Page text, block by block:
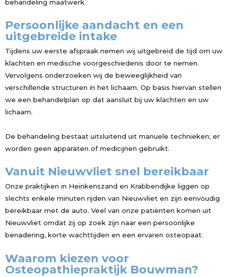
behandeling maatwerk.
Persoonlijke aandacht en een
uitgebreide intake
Tijdens uw eerste afspraak nemen wij uitgebreid de tijd om uw
klachten en medische voorgeschiedenis door te nemen.
Vervolgens onderzoeken wij de beweeglijkheid van
verschillende structuren in het lichaam. Op basis hiervan stellen
we een behandelplan op dat aansluit bij uw klachten en uw
lichaam.
De behandeling bestaat uitsluitend uit manuele technieken; er
worden geen apparaten of medicijnen gebruikt.
Vanuit Nieuwvliet snel bereikbaar
Onze praktijken in Heinkenszand en Krabbendijke liggen op
slechts enkele minuten rijden van Nieuwvliet en zijn eenvoudig
bereikbaar met de auto. Veel van onze patiënten komen uit
Nieuwvliet omdat zij op zoek zijn naar een persoonlijke
benadering, korte wachttijden en een ervaren osteopaat.
Waarom kiezen voor
Osteopathiepraktijk Bouwman?